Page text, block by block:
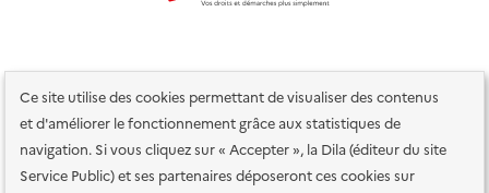
Ce site utilise des cookies permettant de visualiser des contenus
et d'améliorer le fonctionnement grâce aux statistiques de
navigation. Si vous cliquez sur « Accepter », la Dila (éditeur du site
Service Public) et ses partenaires déposeront ces cookies sur